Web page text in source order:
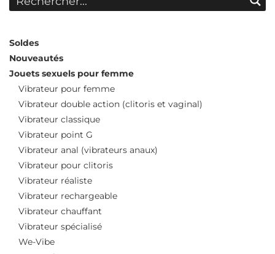
Soldes
Nouveautés
Jouets sexuels pour femme
Vibrateur pour femme
Vibrateur double action (clitoris et vaginal)
Vibrateur classique
Vibrateur point G
Vibrateur anal (vibrateurs anaux)
Vibrateur pour clitoris
Vibrateur réaliste
Vibrateur rechargeable
Vibrateur chauffant
Vibrateur spécialisé
We-Vibe